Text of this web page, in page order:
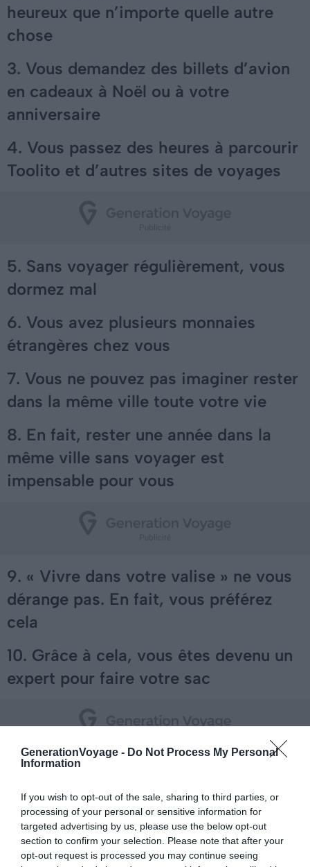
GenerationVoyage - Do Not Process My Personal
Information
If you wish to opt-out of the sale, sharing to third parties, or
processing of your personal or sensitive information for
targeted advertising by us, please use the below opt-out
section to confirm your selection. Please note that after your
opt-out request is processed you may continue seeing
heureux que n’importe quelle autre
chose
3. Vous demandez des billets d’avion
en cadeaux à Noël ou à votre
anniversaire
4. Vous passez des heures à parcourir
Toolito et d’autres sites de voyages
5. Sans voyager régulièrement, vous
dormez mal
6. Vous avez plusieurs monnaies
étrangères chez vous
7. Vous ne pouvez pas imaginer rester
dans la même ville toute votre vie
8. En fait, rester une année dans la
même ville sans voyager est
impensable pour vous
9. « Vivre dans votre valise » ne vous
dérange pas. En fait, vous préférez
cela
10. Grâce à cela, vous êtes devenu un
expert pour faire votre sac
11. Vous n’avez jamais vraiment
déballé vos affaires, vous êtes
toujours prêt pour un prochain voyage
12. Vous pouvez dormir pratiquement